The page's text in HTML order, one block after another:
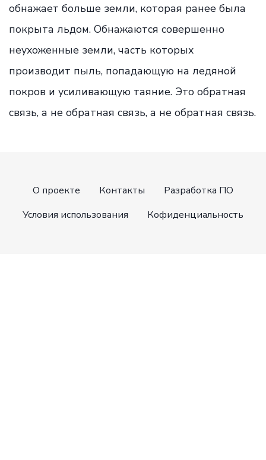
обнажает больше земли, которая ранее была
покрыта льдом. Обнажаются совершенно
неухоженные земли, часть которых
производит пыль, попадающую на ледяной
покров и усиливающую таяние. Это обратная
связь, а не обратная связь, а не обратная связь.
О проекте Контакты
Разработка ПО
Условия использования
Кофиденциальность